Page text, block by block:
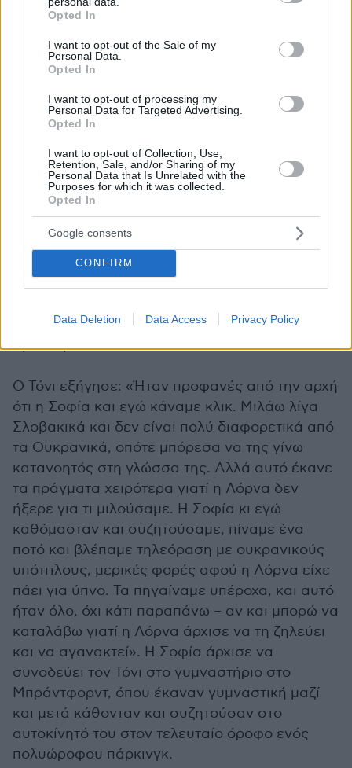
grant or deny consent to Google and its third-party tags to
use your data for below specified purposes in below Google
consent section.
Opted In
I want to opt-out of the Sale of my
Personal Data.
Opted In
I want to opt-out of processing my
Personal Data for Targeted Advertising.
Opted In
I want to opt-out of Collection, Use,
Retention, Sale, and/or Sharing of my
Personal Data that Is Unrelated with the
Purposes for which it was collected.
Opted In
Google consents
CONFIRM
Data Deletion Data Access Privacy Policy
4 Μαΐου και μετακόμισε με τον Tόνι και τη
σύντροφό του, Λόρνα, στο Μπράντφορντ.
Κανείς τους δεν φανταζόταν τις εξελίξεις.
Το… κλικ με την πρώτη ματιά και στο σπίτι τα
πάνω κάτω
Ο ερχομός της νεαρής Σοφίας στο σπίτι
πυροδότησε εντάσεις που σύντομα έγιναν
πολύ σοβαρές. Ο Τόνι μετέφερε την εξάχρονη
κόρη του από το δωμάτιό της σε μια κουκέτα
μαζί με την τρίχρονη αδερφή της για να κάνουν
χώρο - παρά τις αντιρρήσεις της Λόρνα. Οι
αγανακτούσε για τον δεσμό που δημιούργησαν
αμέσως.
Ο Τόνι εξήγησε: «Ήταν προφανές από την αρχή
ότι η Σοφία και εγώ κάναμε κλικ. Μιλάω λίγα
Σλοβακικά και δεν είναι πολύ διαφορετικά από
τα Ουκρανικά, οπότε μπόρεσα να της γίνω
κατανοητός στη γλώσσα της. Αλλά αυτό έκανε
τα πράγματα χειρότερα γιατί η Λόρνα δεν
ήξερε για τι μιλούσαμε. Η Σοφία κι εγώ
καθόμασταν και συζητούσαμε, πίναμε ένα
ποτό και βλέπαμε τηλεόραση με ουκρανικούς
υπότιτλους, μερικές φορές αφού η Λόρνα είχε
πάει για ύπνο. Τα πηγαίναμε υπέροχα, και αυτό
ήταν όλο, όχι κάτι παραπάνω – αν και μπορώ να
καταλάβω γιατί η Λόρνα άρχισε να τη ζηλεύει
και να αγανακτεί». Η Σοφία άρχισε να
συνοδεύει τον Τόνι στο γυμναστήριο στο
Μπράντφορντ, όπου έκαναν γυμναστική μαζί
και μετά κάθονταν και συζητούσαν στο
αυτοκίνητό του στον τελευταίο όροφο ενός
πολυώροφου πάρκινγκ.